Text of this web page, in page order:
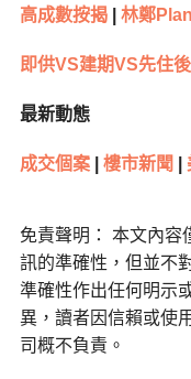
高成數按揭| 林鄭
即供VS建期VS先住
最新動態
成交個案 樓市新聞
免責聲明： 本文內容
訊的準確性，但並不
準確性作出任何明示
異，讀者因信賴或使
司概不負責。